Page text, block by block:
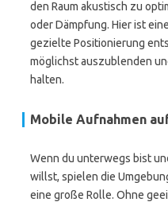
den Raum akustisch zu
oder Dämpfung. Hier ist
gezielte Positionierung
möglichst auszublenden
halten.
Mobile Aufnahmen
Wenn du unterwegs bist
willst, spielen die
eine große Rolle. Ohne